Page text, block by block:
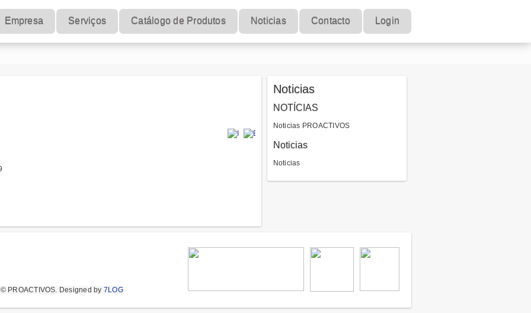
Empresa Serviços Catálogo de Produtos Noticias Contacto Login
Noticias
NOTÍCIAS
Noticias PROACTIVOS
Noticias
Noticias
PROACTIVOS. Designed by 7LOG